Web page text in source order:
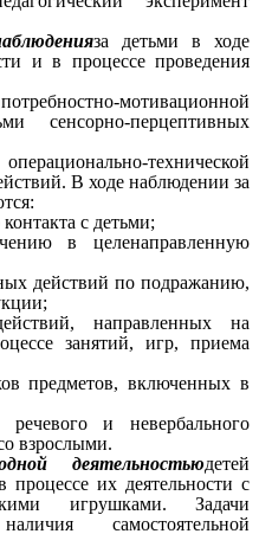
за детьми в ходе
и в процессе проведения
мотивационной
сенсорно-перцептивных
технической
В ходе наблюдении за
с детьми;
в целенаправленную
действий по подражанию,
направленных на
занятий, игр, приема
предметов, включенных в
и невербального
взрослыми.
деятельностьюдетей
их деятельности с
игрушками. Задачи
самостоятельной